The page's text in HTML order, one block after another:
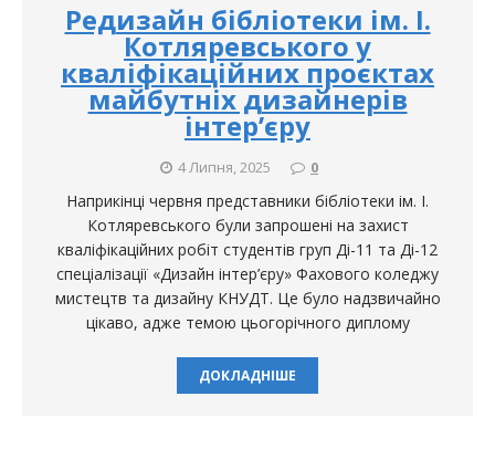
Редизайн бібліотеки ім. І.
Котляревського у
кваліфікаційних проєктах
майбутніх дизайнерів
інтер’єру
4 Липня, 2025 0
Наприкінці червня представники бібліотеки ім. І.
Котляревського були запрошені на захист
кваліфікаційних робіт студентів груп Ді-11 та Ді-12
спеціалізації «Дизайн інтер’єру» Фахового коледжу
мистецтв та дизайну КНУДТ. Це було надзвичайно
цікаво, адже темою цьогорічного диплому
ДОКЛАДНІШЕ